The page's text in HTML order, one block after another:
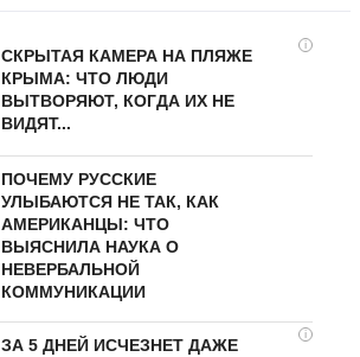
i
СКРЫТАЯ КАМЕРА НА ПЛЯЖЕ
КРЫМА: ЧТО ЛЮДИ
ВЫТВОРЯЮТ, КОГДА ИХ НЕ
ВИДЯТ...
ПОЧЕМУ РУССКИЕ
УЛЫБАЮТСЯ НЕ ТАК, КАК
АМЕРИКАНЦЫ: ЧТО
ВЫЯСНИЛА НАУКА О
НЕВЕРБАЛЬНОЙ
КОММУНИКАЦИИ
i
ЗА 5 ДНЕЙ ИСЧЕЗНЕТ ДАЖЕ